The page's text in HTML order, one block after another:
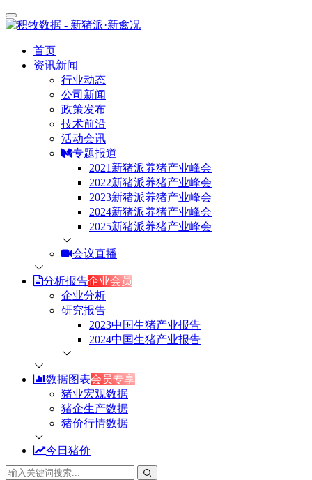
首页
资讯新闻
行业动态
公司新闻
政策发布
技术前沿
活动会讯
专题报道
2021新猪派养猪产业峰会
2022新猪派养猪产业峰会
2023新猪派养猪产业峰会
2024新猪派养猪产业峰会
2025新猪派养猪产业峰会
会议直播
分析报告企业会员
企业分析
研究报告
2023中国生猪产业报告
2024中国生猪产业报告
数据图表会员专享
猪业宏观数据
猪企生产数据
猪价行情数据
今日猪价